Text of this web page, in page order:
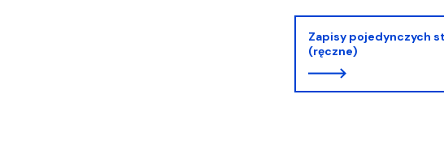
Zapisy pojedynczych
(ręczne)